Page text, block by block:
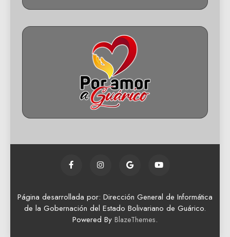
Página desarrollada por: Dirección General de Informática
de la Gobernación del Estado Bolivariano de Guárico.
Powered By BlazeThemes.